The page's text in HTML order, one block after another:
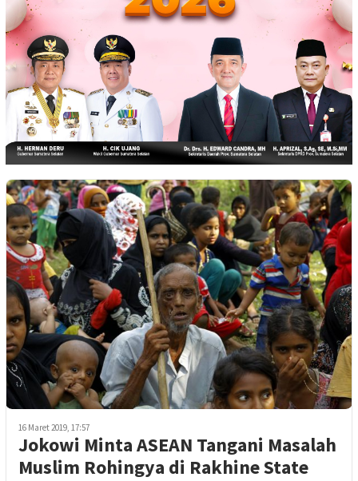
16 Maret 2019, 17:57
Jokowi Minta ASEAN Tangani Masalah
Muslim Rohingya di Rakhine State